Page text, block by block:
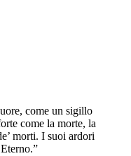
come un sigillo
come la morte, la
morti. I suoi ardori
”